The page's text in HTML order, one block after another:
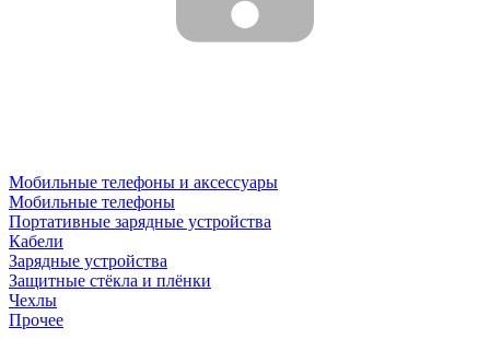
Мобильные телефоны и аксессуары
Мобильные телефоны
Портативные зарядные устройства
Кабели
Зарядные устройства
Защитные стёкла и плёнки
Чехлы
Прочее